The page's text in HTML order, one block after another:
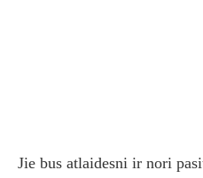
Jie bus atlaidesni ir nori